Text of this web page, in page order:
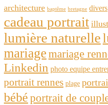
architecture baptême bretagne divers
cadeau portrait
lumière naturelle
mariagemariage
Linkedin photo equipe
portrait rennes plage
bébéportrait de